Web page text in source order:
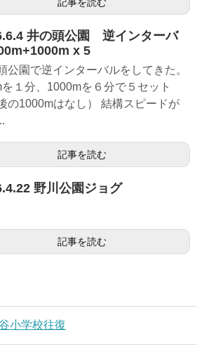
井の頭公園 逆インターバ
x 5
公園で逆インターバルをしてきた。
１分、1000mを６分で５セット
の1000mはなし） 結構スピードが
記事を読む
野川公園ジョグ
記事を読む
小学校往復